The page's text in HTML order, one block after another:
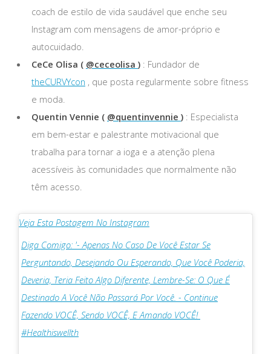
coach de estilo de vida saudável que enche seu
Instagram com mensagens de amor-próprio e
autocuidado.
CeCe Olisa ( @ceceolisa ): Fundador de
theCURVYcon , que posta regularmente sobre fitness
e moda.
Quentin Vennie ( @quentinvennie ): Especialista
em bem-estar e palestrante motivacional que
trabalha para tornar a ioga e a atenção plena
acessíveis às comunidades que normalmente não
têm acesso.
Veja Esta Postagem No Instagram
Diga Comigo: '- Apenas No Caso De Você Estar Se
Perguntando, Desejando Ou Esperando, Que Você Poderia,
Deveria, Teria Feito Algo Diferente, Lembre-Se: O Que É
Destinado A Você Não Passará Por Você. - Continue
Fazendo VOCÊ, Sendo VOCÊ, E Amando VOCÊ! ️
#healthiswellth